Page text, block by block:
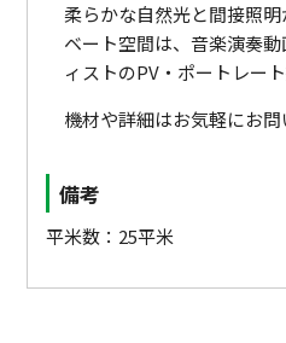
柔らかな自然光と間接照
ベート空間は、音楽演奏
ィストのPV・ポートレー
機材や詳細はお気軽にお問
備考
平米数：25平米